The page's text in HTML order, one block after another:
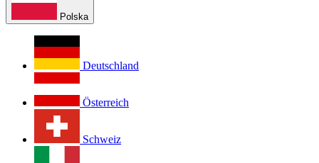
Polska
Deutschland
Österreich
Schweiz